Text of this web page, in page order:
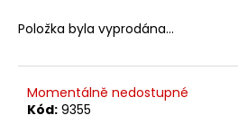
Položka byla vyprodána…
Momentálně nedostupné
Kód: 9355
e
e